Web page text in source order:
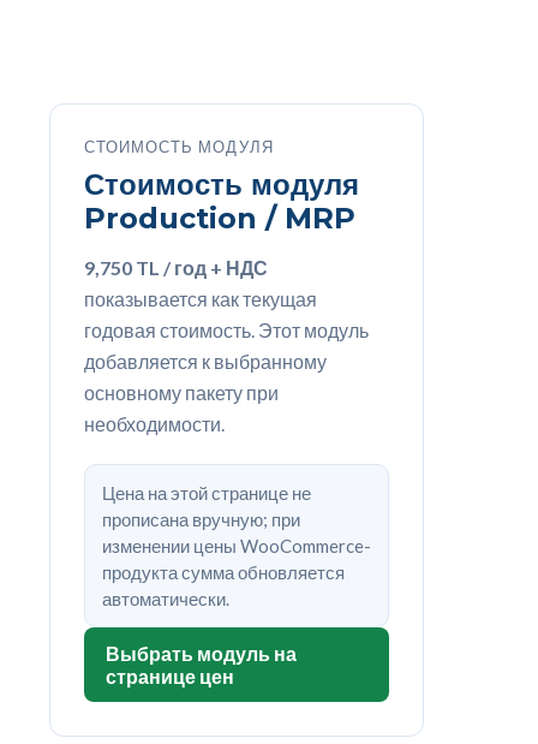
СТОИМОСТЬ МОДУЛЯ
Стоимость модуля
Production / MRP
9,750 TL / год + НДС
показывается как текущая
годовая стоимость. Этот модуль
добавляется к выбранному
основному пакету при
необходимости.
Цена на этой странице не
прописана вручную; при
изменении цены WooCommerce-
продукта сумма обновляется
автоматически.
Выбрать модуль на
странице цен